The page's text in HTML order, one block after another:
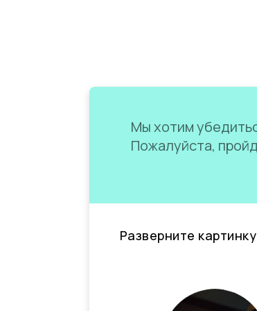
Мы хотим
Пожалуйста,
Разверните